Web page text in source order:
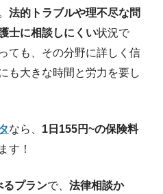
法的トラブルや理不尽な問
士に相談しにくい状況で
ても、その分野に詳しく信
も大きな時間と労力を要し
なら、 1日155円~の保険料
す！
るプランで、 法律相談か